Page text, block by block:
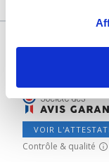
VOIR
Contrôle & qualité